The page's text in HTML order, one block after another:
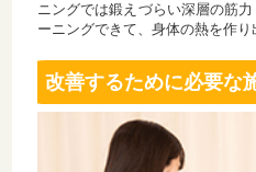
ニングでは鍛えづらい深層の筋
ーニングできて、身体の熱を作り
改善するために必要な